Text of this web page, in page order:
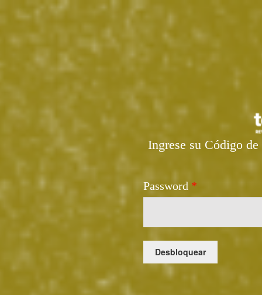
Ingrese su Código
Password *
Desbloquear